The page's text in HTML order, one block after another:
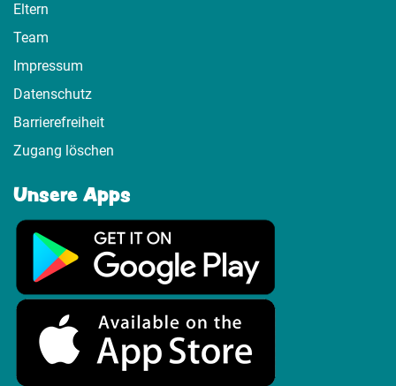
Eltern
Team
Impressum
Datenschutz
Barrierefreiheit
Zugang löschen
Unsere Apps